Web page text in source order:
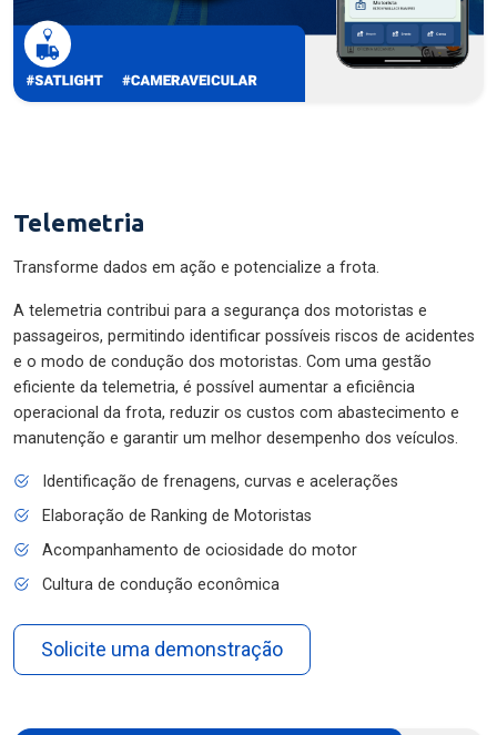
Telemetria
Transforme dados em ação e potencialize a frota.
A telemetria contribui para a segurança dos motoristas e
passageiros, permitindo identificar possíveis riscos de acidentes
e o modo de condução dos motoristas. Com uma gestão
eficiente da telemetria, é possível aumentar a eficiência
operacional da frota, reduzir os custos com abastecimento e
manutenção e garantir um melhor desempenho dos veículos.
Identificação de frenagens, curvas e acelerações
Elaboração de Ranking de Motoristas
Acompanhamento de ociosidade do motor
Cultura de condução econômica
Solicite uma demonstração